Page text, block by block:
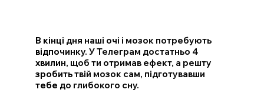
В кінці дня наші очі і мозок потребують
відпочинку. У Телеграм достатньо 4
хвилин, щоб ти отримав ефект, а решту
зробить твій мозок сам, підготувавши
тебе до глибокого сну.